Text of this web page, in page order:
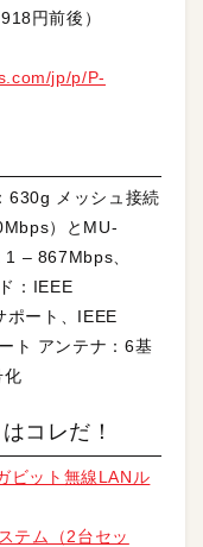
円前後）
jp/p/P-
630g メッシュ接続
）とMU-
– 867Mbps、
：IEEE
ート、IEEE
ト アンテナ：6基
化
コレだ！
ビット無線LANル
テム（2台セッ